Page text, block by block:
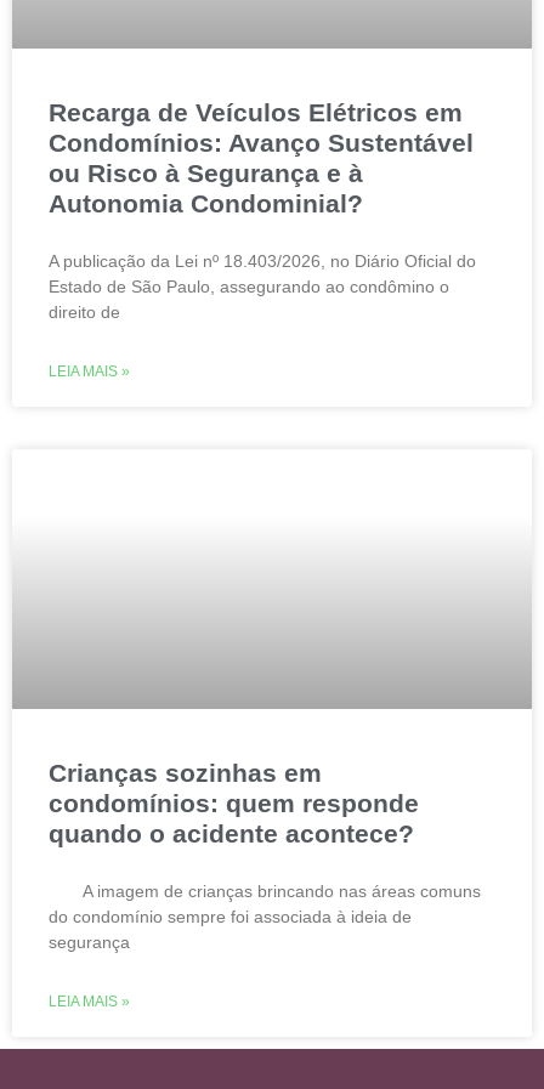
Recarga de Veículos Elétricos em
Condomínios: Avanço Sustentável
ou Risco à Segurança e à
Autonomia Condominial?
A publicação da Lei nº 18.403/2026, no Diário Oficial do
Estado de São Paulo, assegurando ao condômino o
direito de
LEIA MAIS »
Crianças sozinhas em
condomínios: quem responde
quando o acidente acontece?
A imagem de crianças brincando nas áreas comuns
do condomínio sempre foi associada à ideia de
segurança
LEIA MAIS »